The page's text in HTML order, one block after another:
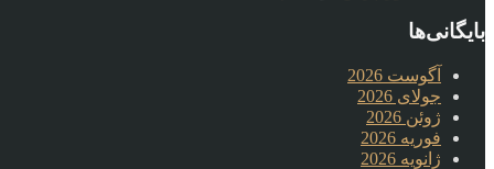
بایگانی‌ها
آگوست 2026
جولای 2026
ژوئن 2026
فوریه 2026
ژانویه 2026